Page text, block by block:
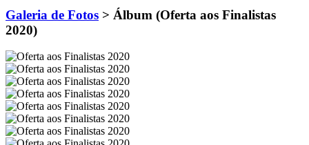
Galeria de Fotos > Álbum (Oferta aos Finalistas
2020)